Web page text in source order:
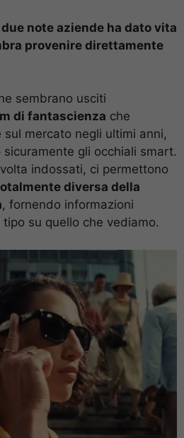
note aziende ha dato vita
provenire direttamente
sembrano usciti
di fantascienza che
mercato negli ultimi anni,
gli occhiali smart.
indossati, ci permettono
diversa della
, fornendo informazioni
su quello che vediamo.